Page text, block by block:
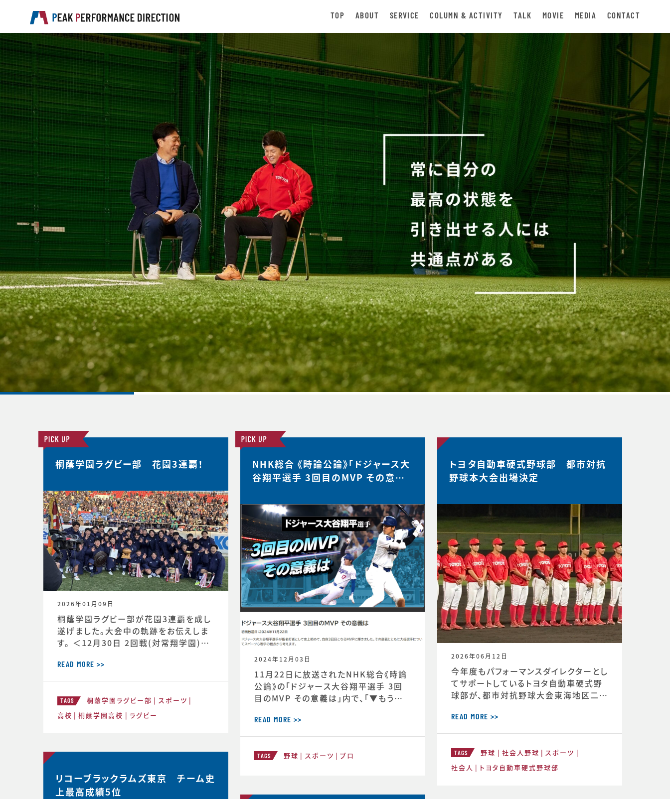
TOP ABOUT SERVICE COLUMN & ACTIVITY TALK MOVIE MEDIA CONTACT
桐蔭学園ラグビー部 花園3連覇！
2026年01月09日
桐蔭学園ラグビー部が花園3連覇を成し
遂げました。大会中の軌跡をお伝えしま
す。 ＜12月30日 2回戦(対常翔学園)後
長する。これまで蓄積したものタフなゲ
ームでやってみる。主観的なデータが出
次のステージの自分と向かい合おう。 ≪
12月31日≫ 桐蔭学園ラグビーファミリ
READ MORE >>
TAGS 桐蔭学園ラグビー部
スポーツ
高校
桐蔭学園高校 ラグビー
NHK総合 《時論公論》「ドジャース大
谷翔平選手 3回目のMVP その意義
2024年12月03日
11月22日に放送されたNHK総合《時論
公論》の「ドジャース大谷翔平選手 3回
目のMVP その意義は」内で、「▼もうひと
と「▼今シーズン大谷選手の活躍が示唆
したこと」のコーナーで、スポーツ心理学
放送内容はこちら↓https://www.nh
READ MORE >>
TAGS 野球 スポーツ プロ
トヨタ自動車硬式野球部 都市対抗
野球本大会出場決定
2026年06月12日
今年度もパフォーマンスダイレクターとし
てサポートしているトヨタ自動車硬式野
球部が、都市対抗野球大会東海地区二次
場が決定しました。 ◆第97回都市対抗
野球大会 本大会出場決定のお知らせ（ト
s://redcruisers.toyotatimes-spor
ts.toyota/news/team_news-1505
READ MORE >>
TAGS 野球 社会人野球
スポーツ
社会人
トヨタ自動車硬式野球部
リコーブラックラムズ東京 チーム史
上最高成績5位